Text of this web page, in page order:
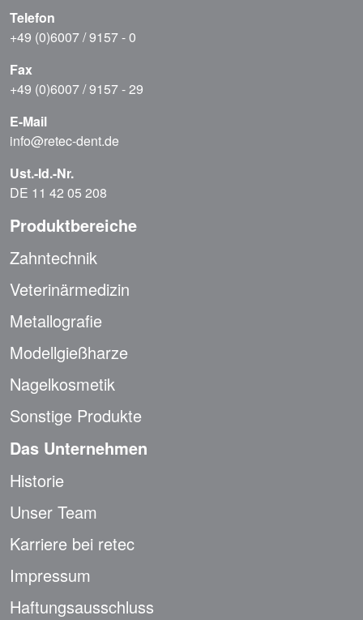
Telefon
+49 (0)6007 / 9157 - 0
Fax
+49 (0)6007 / 9157 - 29
E-Mail
info@retec-dent.de
Ust.-Id.-Nr.
DE 11 42 05 208
Produktbereiche
Zahntechnik
Veterinärmedizin
Metallografie
Modellgießharze
Nagelkosmetik
Sonstige Produkte
Das Unternehmen
Historie
Unser Team
Karriere bei retec
Impressum
Haftungsausschluss